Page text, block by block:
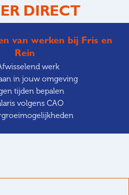
DIRECT
van werken bij Fris en
Rein
werk
in jouw omgeving
tijden bepalen
volgens CAO